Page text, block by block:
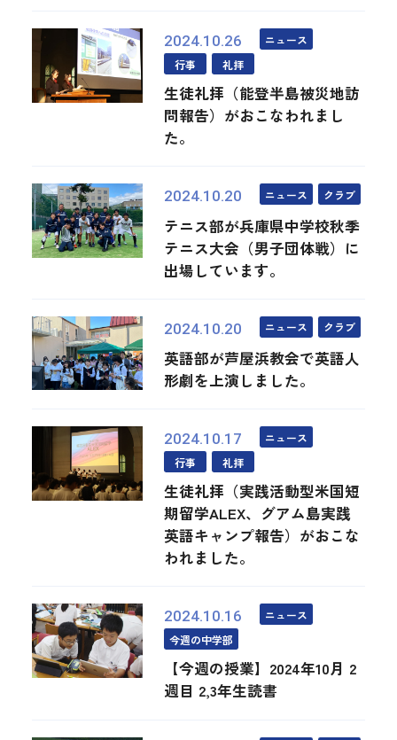
2024.10.26
ニュース
行事
礼拝
生徒礼拝（能登半島被災地訪
問報告）がおこなわれまし
た。
2024.10.20 ニュース クラブ
テニス部が兵庫県中学校秋季
テニス大会（男子団体戦）に
出場しています。
2024.10.20 ニュース クラブ
英語部が芦屋浜教会で英語人
形劇を上演しました。
2024.10.17
ニュース
行事
礼拝
生徒礼拝（実践活動型米国短
期留学ALEX、グアム島実践
英語キャンプ報告）がおこな
われました。
2024.10.16
ニュース
今週の中学部
【今週の授業】2024年10月 2
週目 2,3年生読書